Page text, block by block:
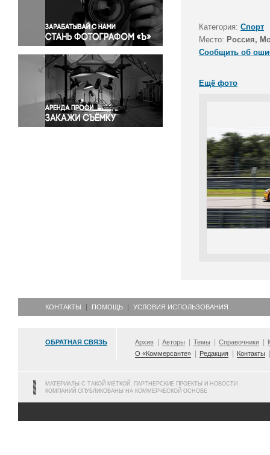
Правосудие
Происшествия и конфликты
Религия
Светская жизнь
Спорт
Экология
Экономика и бизнес
Категория: Спорт
Место: Россия,
Сообщить об
Ещё фото
КОНТАКТЫ ПОМОЩЬ УСЛОВИЯ ИСПОЛЬЗОВАНИЯ
ОБРАТНАЯ СВЯЗЬ Архив Авторы Темы Справочники
О «Коммерсанте»
Редакция Контакты
МАТЕРИАЛЫ С ТАКОЙ МЕТКОЙ, ПАРТНЕРСКИЕ ПРОЕКТЫ И НОВОСТИ
КОМПАНИЙ ОПУБЛИКОВАНЫ НА КОММЕРЧЕСКОЙ ОСНОВЕ